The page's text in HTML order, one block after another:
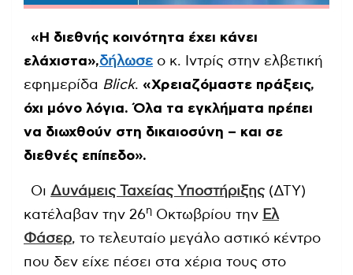
«Η διεθνής κοινότητα έχει κάνει
ελάχιστα»,δήλωσε ο κ. Ιντρίς στην ελβετική
εφημερίδα Blick. «Χρειαζόμαστε πράξεις,
όχι μόνο λόγια. Όλα τα εγκλήματα πρέπει
να διωχθούν στη δικαιοσύνη – και σε
διεθνές επίπεδο».
Οι Δυνάμεις Ταχείας Υποστήριξης (ΔΤΥ)
κατέλαβαν την 26η Οκτωβρίου την Ελ
Φάσερ, το τελευταίο μεγάλο αστικό κέντρο
που δεν είχε πέσει στα χέρια τους στο